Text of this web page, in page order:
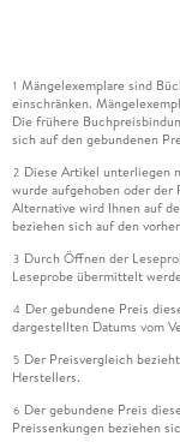
1 Mängelexemplare sind
einschränken.
Die frühere
sich auf den gebundenen
2 Diese Artikel unterliegen
wurde aufgehoben oder
Alternative wird Ihnen auf
beziehen sich auf den
3 Durch Öffnen der
Leseprobe übermittelt
4 Der gebundene Preis
dargestellten Datums vom
5 Der Preisvergleich
Herstellers.
6 Der gebundene Preis
Preissenkungen beziehen